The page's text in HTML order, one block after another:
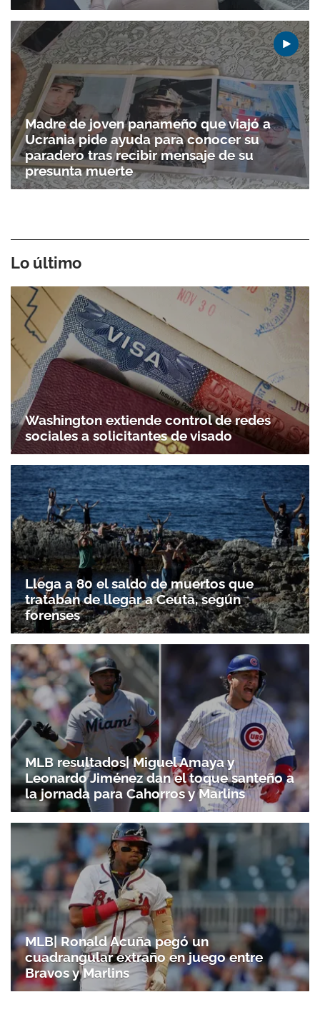
Madre de joven panameño que viajó a
Ucrania pide ayuda para conocer su
paradero tras recibir mensaje de su
presunta muerte
Lo último
Washington extiende control de redes
sociales a solicitantes de visado
Llega a 80 el saldo de muertos que
trataban de llegar a Ceuta, según
forenses
MLB resultados| Miguel Amaya y
Leonardo Jiménez dan el toque santeño a
la jornada para Cahorros y Marlins
MLB| Ronald Acuña pegó un
cuadrangular extraño en juego entre
Bravos y Marlins